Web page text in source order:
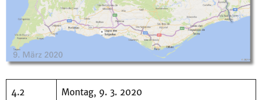
4.2 Montag, 9. 3. 2020